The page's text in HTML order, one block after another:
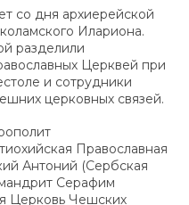
со дня архиерейской
Илариона.
разделили
Церквей при
и сотрудники
церковных связей.
Православная
Антоний (Сербская
Серафим
Церковь Чешских